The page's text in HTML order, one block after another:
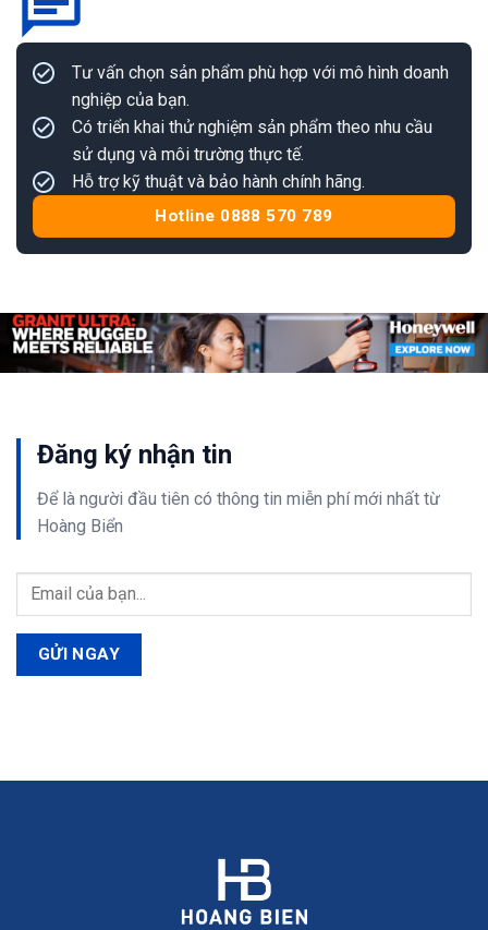
Tư vấn chọn sản phẩm phù hợp với mô hình doanh
nghiệp của bạn.
Có triển khai thử nghiệm sản phẩm theo nhu cầu
sử dụng và môi trường thực tế.
Hỗ trợ kỹ thuật và bảo hành chính hãng.
Hotline 0888 570 789
Đăng ký nhận tin
Để là người đầu tiên có thông tin miễn phímới nhất từ
Hoàng Biển